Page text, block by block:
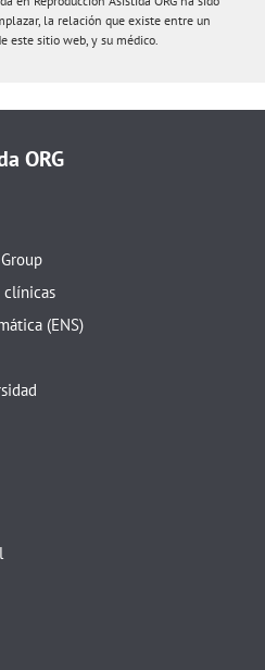
la relación que existe entre un
este sitio web, y su médico.
ORG
clínicas
(ENS)